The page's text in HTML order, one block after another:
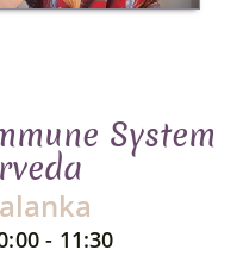
System
- 11:30